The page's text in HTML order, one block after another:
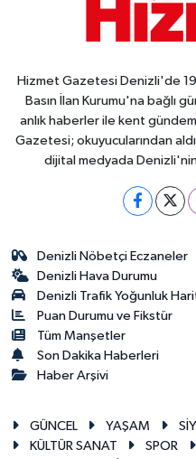
Hizmet Gazetesi Denizli'de
Basın İlan Kurumu'na bağlı
anlık haberler ile kent
Gazetesi; okuyucularından
dijital medyada
Denizli Nöbetçi Eczaneler
Denizli Hava Durumu
Denizli Trafik Yoğunluk
Puan Durumu ve Fikstür
Tüm Manşetler
Son Dakika Haberleri
Haber Arşivi
GÜNCEL YAŞAM
KÜLTÜR SANAT
SPOR